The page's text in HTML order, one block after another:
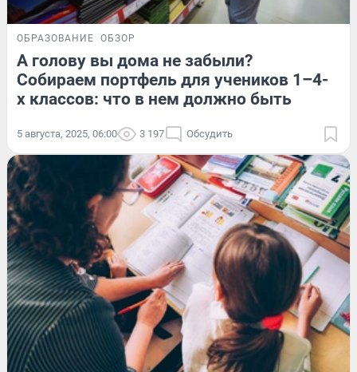
ОБРАЗОВАНИЕ ОБЗОР
А голову вы дома не забыли?
Собираем портфель для учеников 1–4-
х классов: что в нем должно быть
5 августа, 2025, 06:00 3 197 Обсудить